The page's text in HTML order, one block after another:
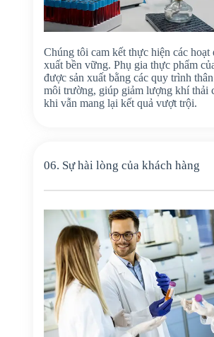
Chúng tôi cam kết thực hiện các hoạt
xuất bền vững. Phụ gia thực phẩm
được sản xuất bằng các quy trình
môi trường, giúp giảm lượng khí thải
khi vẫn mang lại kết quả vượt trội.
06. Sự hài lòng của khách hàng